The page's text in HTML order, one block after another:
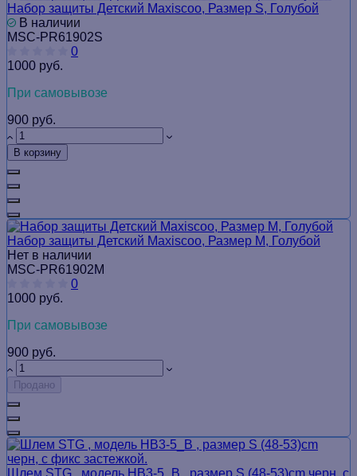
Набор защиты Детский Maxiscoo, Размер S, Голубой
В наличии
MSC-PR61902S
0
1000 руб.
При самовывозе
900 руб.
В корзину
Набор защиты Детский Maxiscoo, Размер M, Голубой
Нет в наличии
MSC-PR61902M
0
1000 руб.
При самовывозе
900 руб.
Продано
Шлем STG , модель HB3-5_B , размер S (48-53)cm черн, с